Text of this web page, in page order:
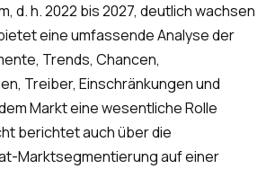
d. h. 2022 bis 2027, deutlich wachsen
eine umfassende Analyse der
Trends, Chancen,
Treiber, Einschränkungen und
Markt eine wesentliche Rolle
berichtet auch über die
Marktsegmentierung auf einer